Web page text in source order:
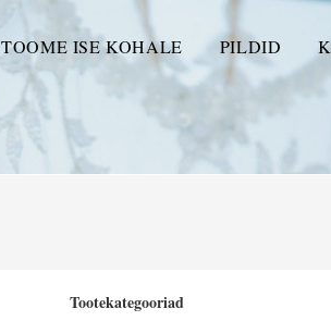
TOOME ISE KOHALE PILDID
Tootekategooriad